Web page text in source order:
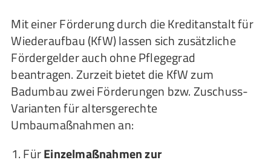
Mit einer Förderung durch die Kreditanstalt für
Wiederaufbau (KfW) lassen sich zusätzliche
Fördergelder auch ohne Pflegegrad
beantragen. Zurzeit bietet die KfW zum
Badumbau zwei Förderungen bzw. Zuschuss-
Varianten für altersgerechte
Umbaumaßnahmen an:
FürEinzelmaßnahmen zur